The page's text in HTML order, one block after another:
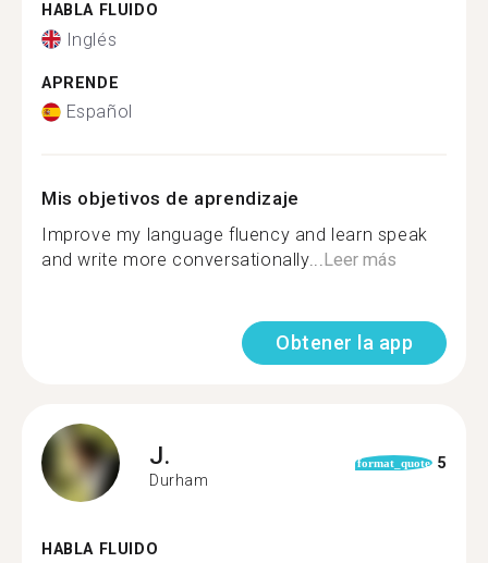
HABLA FLUIDO
Inglés
APRENDE
Español
Mis objetivos de aprendizaje
Improve my language fluency and learn speak
and write more conversationally...Leer más
Obtener la app
J.
Durham
format_quote 5
HABLA FLUIDO